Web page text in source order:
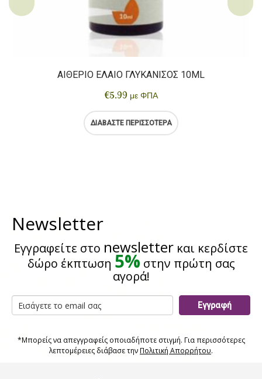
ΑΙΘΈΡΙΟ ΈΛΑΙΟ ΓΛΥΚΆΝΙΣΟΣ 10ML
€5.99 με ΦΠΑ
ΔΙΑΒΆΣΤΕ ΠΕΡΙΣΣΌΤΕΡΑ
Newsletter
Εγγραφείτε στο newsletter και κερδίστε
δώρο έκπτωση 5% στην πρώτη σας
αγορά!
Εγγραφή
*Μπορείς να απεγγραφείς οποιαδήποτε στιγμή. Για περισσότερες
λεπτομέρειες διάβασε τηνΠολιτική Απορρήτου.